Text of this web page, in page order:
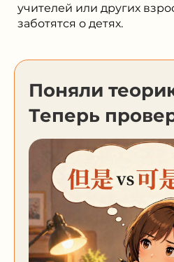
учителей или других
заботятся о детях.
Поняли
Теперь